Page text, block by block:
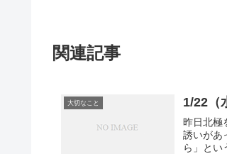
関連記事
大切なこと 1/22（
昨日北極
誘いがあ
ら」とい